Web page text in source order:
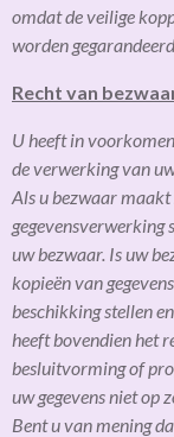
omdat de veilige
worden
Recht van
U heeft in
de verwerking van
Als u bezwaar
gegevensverwerking
uw bezwaar. Is uw
kopieën van
beschikking stellen
heeft bovendien het
besluitvorming of
uw gegevens niet op
Bent u van mening